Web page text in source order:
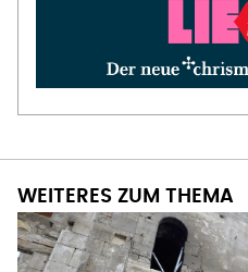
WEITERES ZUM THEMA